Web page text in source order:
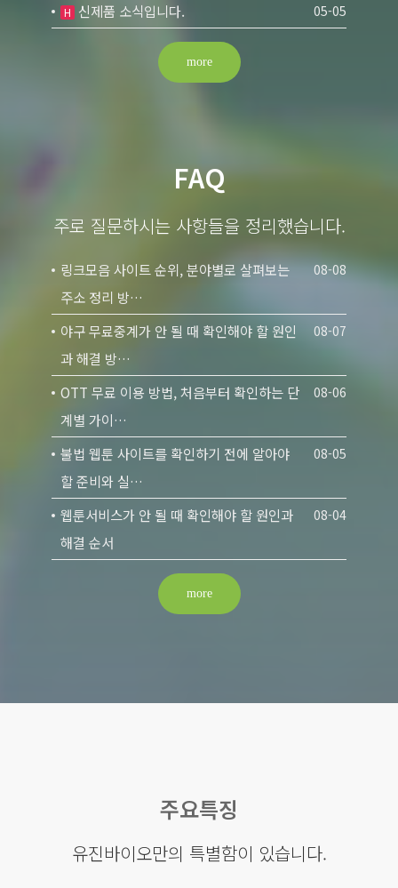
H 신제품 소식입니다. 05-05
more
FAQ
주로 질문하시는 사항들을 정리했습니다.
링크모음 사이트 순위, 분야별로 살펴보는
주소 정리 방…
08-08
야구 무료중계가 안 될 때 확인해야 할 원인
과 해결 방…
08-07
OTT 무료 이용 방법, 처음부터 확인하는 단
계별 가이…
08-06
불법 웹툰 사이트를 확인하기 전에 알아야
할 준비와 실…
08-05
웹툰서비스가 안 될 때 확인해야 할 원인과
해결 순서
08-04
more
주요특징
유진바이오만의 특별함이 있습니다.